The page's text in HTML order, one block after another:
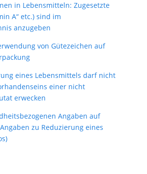
in Lebensmitteln: Zugesetzte
A“ etc.) sind im
anzugeben
von Gütezeichen auf
eines Lebensmittels darf nicht
einer nicht
erwecken
Angaben auf
zu Reduzierung eines